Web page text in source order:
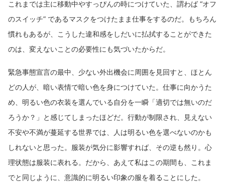
これまでは主に移動中やすっぴんの時につけていた、謂わば “オフ
のスイッチ” であるマスクをつけたまま仕事をするのだ。もちろん
慣れもあるが、こうした違和感をしだいに払拭することができた
のは、変えないことの必要性にも気づいたからだ。
緊急事態宣言の最中、少ない外出機会に周囲を見回すと、ほとん
どの人が、暗い表情で暗い色を身につけていた。仕事に向かうた
め、明るい色の衣装を選んでいる自分を一瞬「適切では無いのだ
ろうか？」と感じてしまったほどだ。行動が制限され、見えない
不安や不満が蔓延する世界では、人は明るい色を選べないのかも
しれないと思った。服装が気分に影響すれば、その逆も然り。心
理状態は服装に表れる。だから、あえて私はこの期間も、これま
でと同じように、意識的に明るい印象の服を着ることにした。